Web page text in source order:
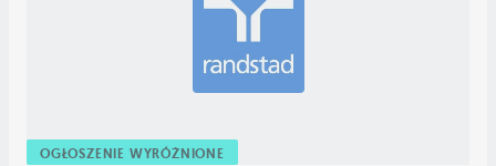
OGŁOSZENIE WYRÓŻNIONE